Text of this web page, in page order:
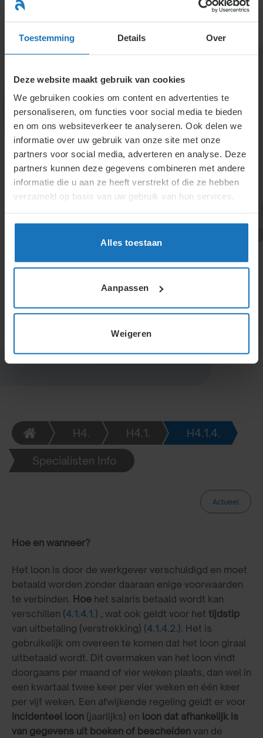
Toestemming Details Over
Deze website maakt gebruik van cookies
We gebruiken cookies om content en advertenties te
personaliseren, om functies voor social media te bieden
en om ons websiteverkeer te analyseren. Ook delen we
informatie over uw gebruik van onze site met onze
partners voor social media, adverteren en analyse. Deze
partners kunnen deze gegevens combineren met andere
informatie die u aan ze heeft verstrekt of die ze hebben
verzameld op basis van uw gebruik van hun services.
Alles toestaan
Aanpassen
Weigeren
naar
inhoud
4.1.4. Hoe en wanneer
moet het loon betaald
worden?
Loonbetaling is onvoorwaardelijk, meestal giraal per
maand of vier weken. Voor incidentele betalingen en
regelingen. De frequentie en wijze van betaling
H4. H4.1. H4.1.4.
Specialisten Info
Actueel
Hoe en wanneer?
Het loon is door de werkgever verschuldigd en moet
betaald worden zonder daaraan enige voorwaarden
te verbinden. Hoe het salaris betaald wordt kan
verschillen (4.1.4.1.) , wat ook geldt voor het tijdstip
van uitbetaling (verstrekking) (4.1.4.2.). Het is
gebruikelijk om overeen te komen dat het loon giraal
uitbetaald wordt. Dit overmaken van het loon vindt
doorgaans per maand of vier weken plaats, dan wel in
een kwartaal twee keer per vier weken en één keer
per vijf weken. Een afwijkende regeling geldt er voor
incidenteel loon (jaarlijks) en loon dat afhankelijk is
van gegevens uit boeken of bescheiden van de